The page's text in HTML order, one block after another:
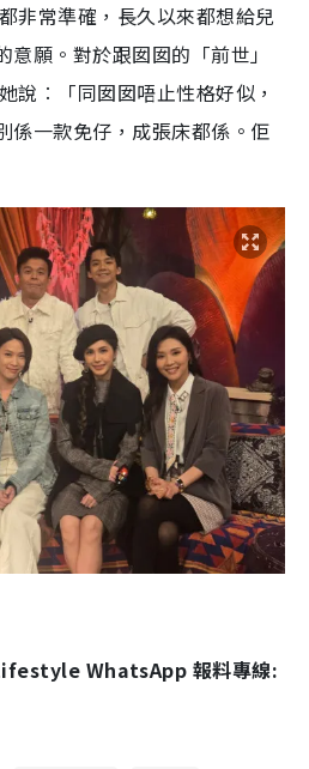
非常準確，長久以來都想給兒
願。對於跟囡囡的「前世」
說︰「同囡囡唔止性格好似，
係一款免仔，成張床都係。佢
WhatsApp 報料專線: